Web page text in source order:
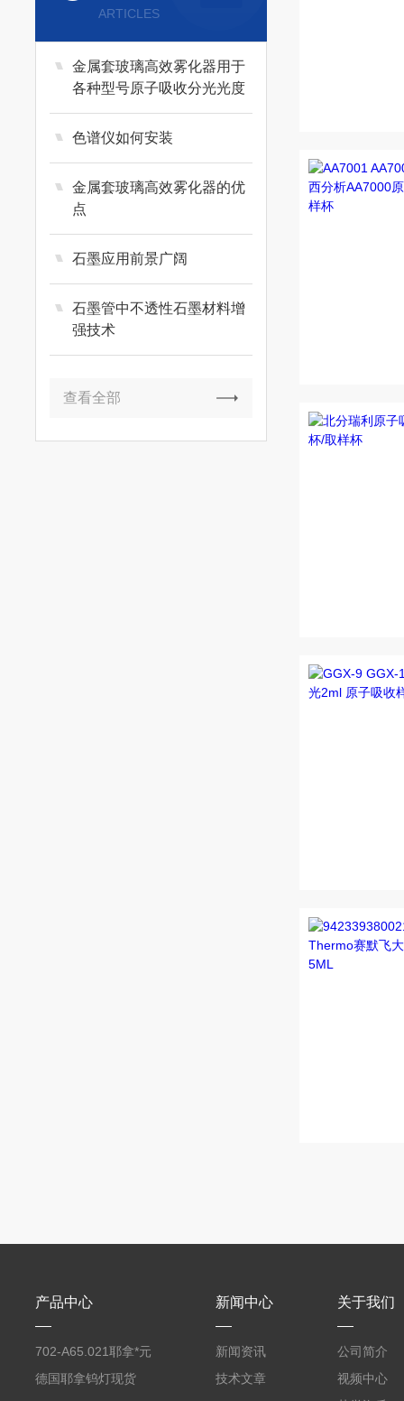
ARTICLES
金属套玻璃高效雾化器用于
各种型号原子吸收分光光度
计
色谱仪如何安装
金属套玻璃高效雾化器的优
点
石墨应用前景广阔
石墨管中不透性石墨材料增
强技术
查看全部
产品中心
702-A65.021耶拿*元
素分析仪反应罐
德国耶拿钨灯现货
新闻中心
新闻资讯
技术文章
关于我们
公司简介
视频中心